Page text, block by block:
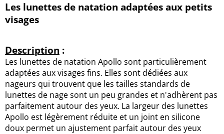
Les lunettes de natation adaptées aux petits
visages
Description :
Les lunettes de natation Apollo sont particulièrement
adaptées aux visages fins. Elles sont dédiées aux
nageurs qui trouvent que les tailles standards de
lunettes de nage sont un peu grandes et n'adhèrent pas
parfaitement autour des yeux. La largeur des lunettes
Apollo est légèrement réduite et un joint en silicone
doux permet un ajustement parfait autour des yeux